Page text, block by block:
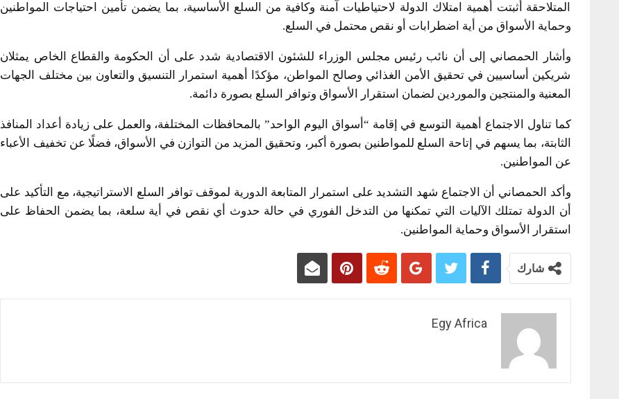
المتلاحقة أثبتت أهمية امتلاك الدولة لاحتياطيات آمنة وكافية من السلع الأساسية، بما يضمن تأمين احتياجات المواطنين
وحماية الأسواق من أية اضطرابات أو نقص محتمل في السلع.
وأشار الحمصاني إلى أن نائب رئيس مجلس الوزراء للشئون الاقتصادية شدد على أن الحكومة والقطاع الخاص يمثلان
شريكين أساسيين في تحقيق الأمن الغذائي وصالح المواطن، مؤكدًا أهمية استمرار التنسيق والتعاون بين مختلف الجهات
المعنية والمنتجين والموردين لضمان استقرار الأسواق وتوافر السلع بصورة دائمة.
كما تناول الاجتماع أهمية التوسع في إقامة “أسواق اليوم الواحد” بالمحافظات المختلفة، والعمل على زيادة أعداد المنافذ
الثابتة، بما يسهم في إتاحة السلع للمواطنين بصورة أكبر، وتحقيق المزيد من التوازن في الأسواق، فضلًا عن تخفيف الأعباء
عن المواطنين.
وأكد الحمصاني أن الاجتماع شهد التشديد على استمرار المتابعة الدورية لموقف توافر السلع الاستراتيجية، مع التأكيد على
أن الدولة تمتلك الآليات التي تمكنها من التدخل الفوري في حالة حدوث أي نقص في أية سلعة، بما يضمن الحفاظ على
استقرار الأسواق وحماية المواطنين.
شارك
Egy Africa